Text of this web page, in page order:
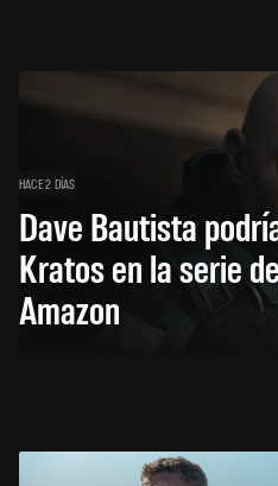
HACE 2 DÍAS
Dave Bautista
Kratos en la serie
Amazon